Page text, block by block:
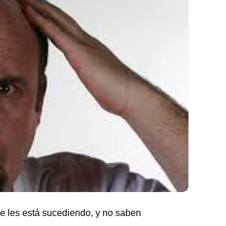
les está sucediendo, y no saben